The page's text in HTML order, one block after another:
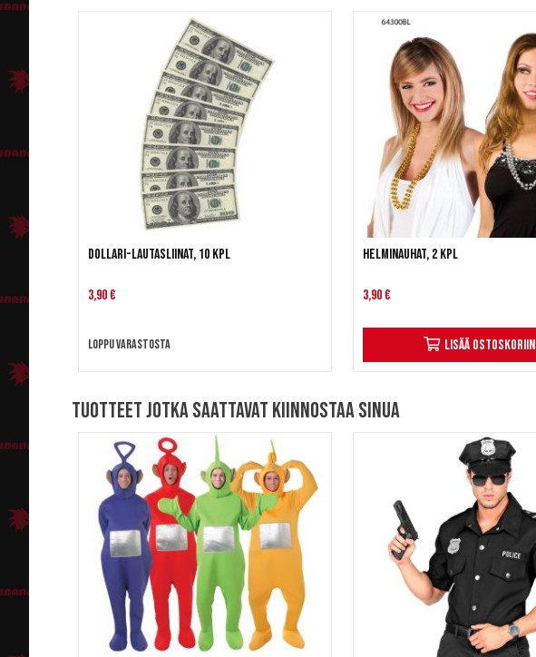
Dollari-lautasliinat, 10 kpl
3,90 €
Loppu varastosta
Helminauhat, 2 kpl
3,90 €
Lisää ostoskoriin
Tuotteet jotka saattavat kiinnostaa sinua